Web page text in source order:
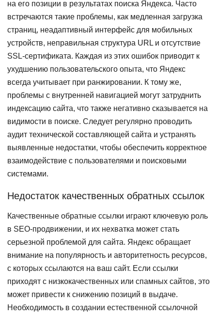
на его позиции в результатах поиска Яндекса. Часто
встречаются такие проблемы, как медленная загрузка
страниц, неадаптивный интерфейс для мобильных
устройств, неправильная структура URL и отсутствие
SSL-сертификата. Каждая из этих ошибок приводит к
ухудшению пользовательского опыта, что Яндекс
всегда учитывает при ранжировании. К тому же,
проблемы с внутренней навигацией могут затруднить
индексацию сайта, что также негативно сказывается на
видимости в поиске. Следует регулярно проводить
аудит технической составляющей сайта и устранять
выявленные недостатки, чтобы обеспечить корректное
взаимодействие с пользователями и поисковыми
системами.
Недостаток качественных обратных ссылок
Качественные обратные ссылки играют ключевую роль
в SEO-продвижении, и их нехватка может стать
серьезной проблемой для сайта. Яндекс обращает
внимание на популярность и авторитетность ресурсов,
с которых ссылаются на ваш сайт. Если ссылки
приходят с низкокачественных или спамных сайтов, это
может привести к снижению позиций в выдаче.
Необходимость в создании естественной ссылочной